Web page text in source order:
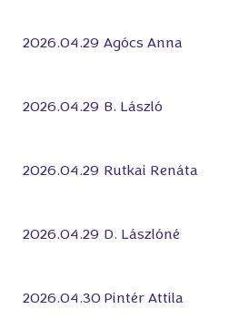
2026.04.29 Agócs Anna
2026.04.29 B. László
2026.04.29 Rutkai Renáta
2026.04.29 D. Lászlóné
2026.04.30 Pintér Attila